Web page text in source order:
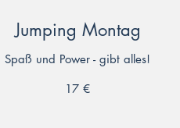
Jumping Montag
Spaß und Power - gibt alles!
17 €